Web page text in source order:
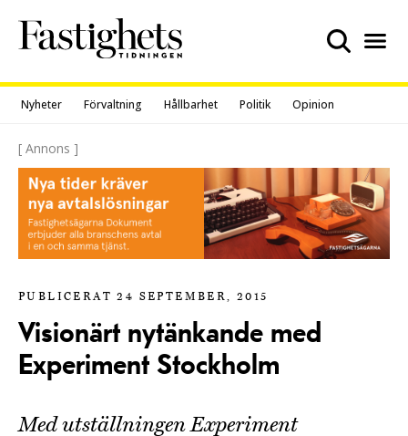
content
Nyheter Förvaltning Hållbarhet Politik Opinion
[ Annons ]
PUBLICERAT 24 SEPTEMBER, 2015
Visionärt nytänkande med
Experiment Stockholm
Med utställningen Experiment